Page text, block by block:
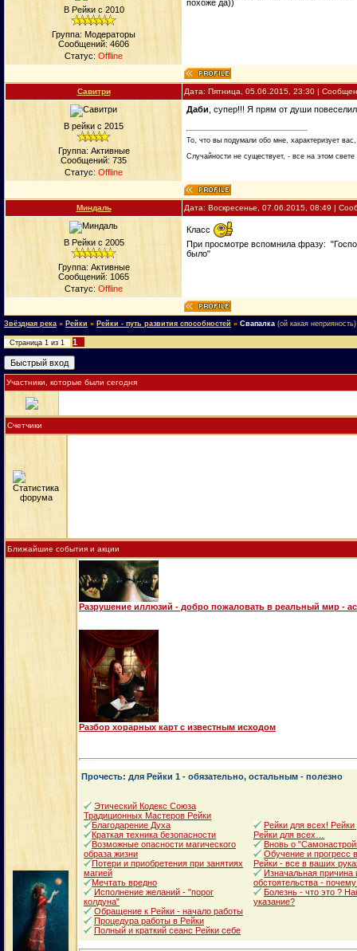
В Рейки с 2010
Группа: Модераторы
Сообщений: 4606
Статус: Offline
похоже да))
Савитри Дата: Пятница, 05.06.2015, 23:30 |
В рейки с 2015
Группа: Активные
Сообщений: 735
Статус: Offline
Даби , супер!!! Я прям от души
То, что вы подумали обо мне, характеризует
Случайности не существует, - все на этом
Миндаль Дата: Воскресенье, 07.06.2015, 08:49 |
В Рейки с 2005
Группа: Активные
Сообщений: 1065
Статус: Offline
Класс
При просмотре вспомнила фразу:
было"
Звёздная река » Рейки » Рейки - путь развития способностей » Свапалка (ой какая неприяность)
Страница 1 из 1 1
Участники, которые были сегодня
Счетчики
Ближайшие события и акции
Разрушение иллюзий - добро пожаловать в реальный мир -
Разбор хорарных карт с известным исходом
Прочесть: для Рейки 1 - обязательно, остальным - полезно
Этический Кодекс Союза
Традиционных Мастеров Рейки
Благодарение Духа
Краткая техника безопасности
Возможные опасности магического
образа жизни
Потери и приобретения при занятиях
магией
Мечтать вредно
Исполнение желаний - "порог
колдуна"
Обращение к Рейки - начало работы
Процедура работы в Рейки
Полный и краткий сеанс Рейки себе
Рейки для всех!
Рейки для всех…
Вновь о
Обучение и прогресс
Рейки - все в ваших
Изначальная
обстоятельства -
Болезнь - что это ?
указание?